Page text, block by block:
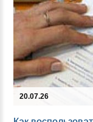
20.07.26